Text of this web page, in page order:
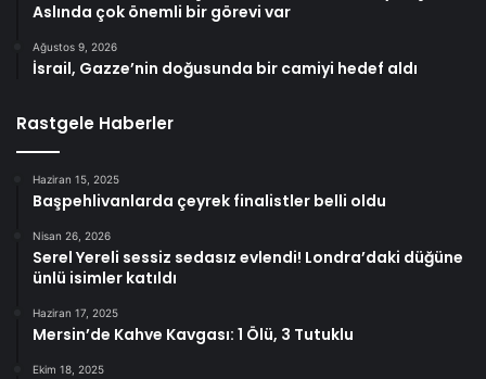
Aslında çok önemli bir görevi var
Ağustos 9, 2026
İsrail, Gazze’nin doğusunda bir camiyi hedef aldı
Rastgele Haberler
Haziran 15, 2025
Başpehlivanlarda çeyrek finalistler belli oldu
Nisan 26, 2026
Serel Yereli sessiz sedasız evlendi! Londra’daki düğüne
ünlü isimler katıldı
Haziran 17, 2025
Mersin’de Kahve Kavgası: 1 Ölü, 3 Tutuklu
Ekim 18, 2025